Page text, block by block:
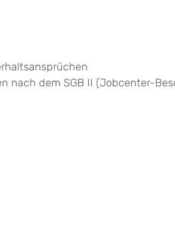
nach dem SGB II (Jobcenter-